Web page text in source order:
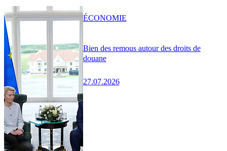
Bien des remous autour des droits de
douane
27.07.2026
ÉCONOMIE